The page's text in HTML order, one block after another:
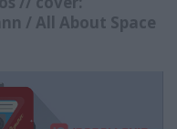
/ All About Space